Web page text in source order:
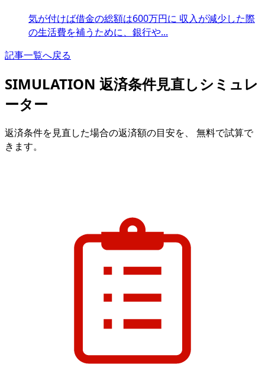
気が付けば借金の総額は600万円に 収入が減少した際
の生活費を補うために、銀行や...
記事一覧へ戻る
SIMULATION 返済条件見直しシミュレ
ーター
返済条件を見直した場合の返済額の目安を、 無料で試算で
きます。